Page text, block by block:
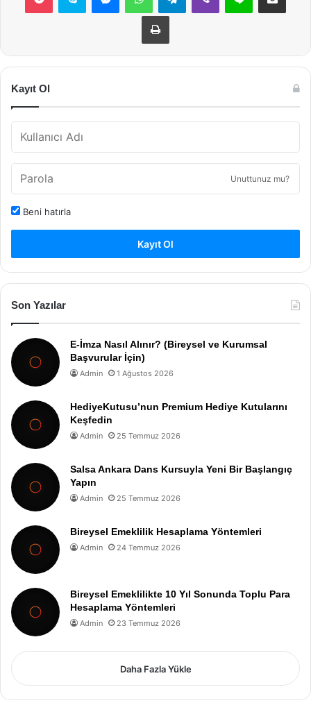
Yazdır
Kayıt Ol
Unuttunuz mu?
Beni hatırla
Kayıt Ol
Son Yazılar
E-İmza Nasıl Alınır? (Bireysel ve Kurumsal
Başvurular İçin)
Admin 1 Ağustos 2026
HediyeKutusu’nun Premium Hediye Kutularını
Keşfedin
Admin 25 Temmuz 2026
Salsa Ankara Dans Kursuyla Yeni Bir Başlangıç
Yapın
Admin 25 Temmuz 2026
Bireysel Emeklilik Hesaplama Yöntemleri
Admin 24 Temmuz 2026
Bireysel Emeklilikte 10 Yıl Sonunda Toplu Para
Hesaplama Yöntemleri
Admin 23 Temmuz 2026
Daha Fazla Yükle